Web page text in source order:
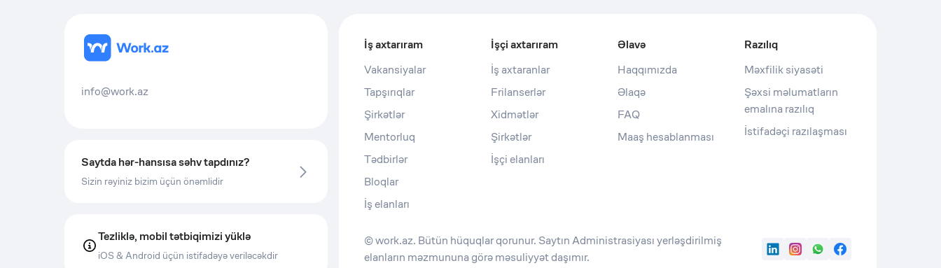
info@work.az
Saytda hər-hansısa səhv tapdınız?
Sizin rəyiniz bizim üçün önəmlidir
Tezliklə, mobil tətbiqimizi yüklə
iOS & Android üçün istifadəyə veriləcəkdir
İş axtarıram
Vakansiyalar
Tapşırıqlar
Şirkətlər
Mentorluq
Tədbirlər
Bloqlar
İş elanları
İşçi axtarıram
İş axtaranlar
Frilanserlər
Xidmətlər
Şirkətlər
İşçi elanları
Əlavə
Haqqımızda
Əlaqə
FAQ
Maaş hesablanması
Razılıq
Məxfilik siyasəti
Şəxsi məlumatların
emalına razılıq
İstifadəçi razılaşması
© work.az. Bütün hüquqlar qorunur. Saytın Administrasiyası yerləşdirilmiş
elanların məzmununa görə məsuliyyət daşımır.
LinkedInInstagram
WhatsApp
Facebook